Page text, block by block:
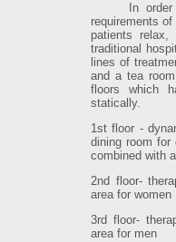
In order to
requirements
patients
traditional
lines of
and a tea
floors which
statically.
1st floor -
dining room for
combined with
2nd floor-
area for women
3rd floor-
area for men